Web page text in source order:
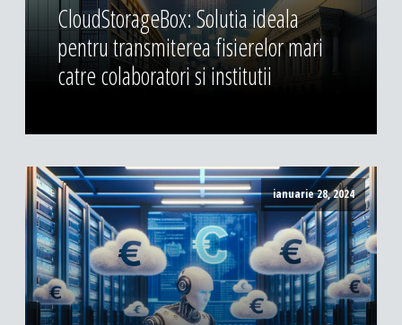
CloudStorageBox: Solutia ideala
pentru transmiterea fisierelor mari
catre colaboratori si institutii
ianuarie 28, 2024